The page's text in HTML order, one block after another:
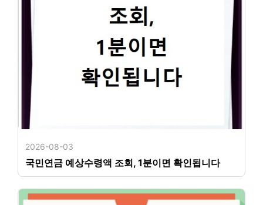
2026-08-03
국민연금 예상수령액 조회, 1분이면 확인됩니다